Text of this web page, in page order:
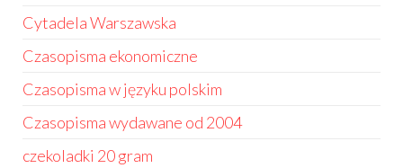
Cytadela Warszawska
Czasopisma ekonomiczne
Czasopisma w języku polskim
Czasopisma wydawane od 2004
czekoladki 20 gram